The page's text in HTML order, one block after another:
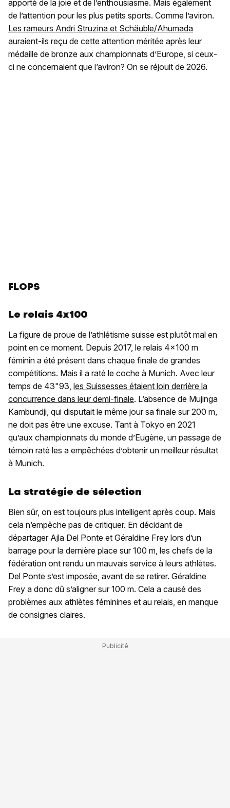
apporté de la joie et de l’enthousiasme. Mais également
de l’attention pour les plus petits sports. Comme l’aviron.
Les rameurs Andri Struzina et Schäuble/Ahumada
auraient-ils reçu de cette attention méritée après leur
médaille de bronze aux championnats d’Europe, si ceux-
ci ne concernaient que l’aviron? On se réjouit de 2026.
FLOPS
Le relais 4x100
La figure de proue de l’athlétisme suisse est plutôt mal en
point en ce moment. Depuis 2017, le relais 4x100 m
féminin a été présent dans chaque finale de grandes
compétitions. Mais il a raté le coche à Munich. Avec leur
temps de 43"93, les Suissesses étaient loin derrière la
concurrence dans leur demi-finale. L’absence de Mujinga
Kambundji, qui disputait le même jour sa finale sur 200 m,
ne doit pas être une excuse. Tant à Tokyo en 2021
qu’aux championnats du monde d’Eugène, un passage de
témoin raté les a empêchées d’obtenir un meilleur résultat
à Munich.
La stratégie de sélection
Bien sûr, on est toujours plus intelligent après coup. Mais
cela n’empêche pas de critiquer. En décidant de
départager Ajla Del Ponte et Géraldine Frey lors d’un
barrage pour la dernière place sur 100 m, les chefs de la
fédération ont rendu un mauvais service à leurs athlètes.
Del Ponte s’est imposée, avant de se retirer. Géraldine
Frey a donc dû s’aligner sur 100 m. Cela a causé des
problèmes aux athlètes féminines et au relais, en manque
de consignes claires.